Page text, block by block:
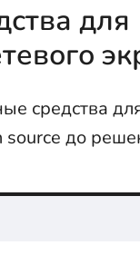
для
средства
source до